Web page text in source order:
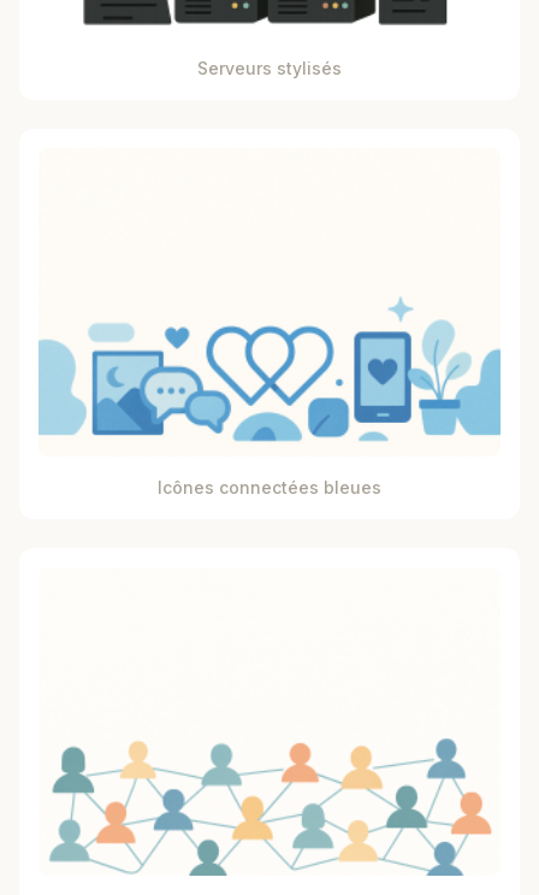
Serveurs stylisés
Icônes connectées bleues